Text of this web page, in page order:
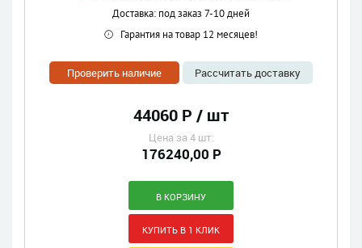
Доставка: под заказ 7-10 дней
Гарантия на товар 12 месяцев!
Проверить наличие Рассчитать доставку
44060 Р / шт
Цена за 4 шт:
176240,00 Р